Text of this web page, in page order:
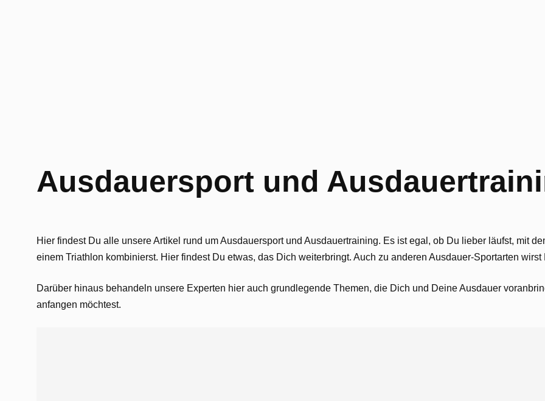
Ausdauersport und
Hier findest Du alle unsere Artikel rund um Ausdauersport und Ausdauertraining. Es ist egal, ob Du lieber läufst, mit
einem Triathlon kombinierst. Hier findest Du etwas, das Dich weiterbringt. Auch zu anderen Ausdauer-Sportarten
Darüber hinaus behandeln unsere Experten hier auch grundlegende Themen, die Dich und Deine Ausdauer
anfangen möchtest.